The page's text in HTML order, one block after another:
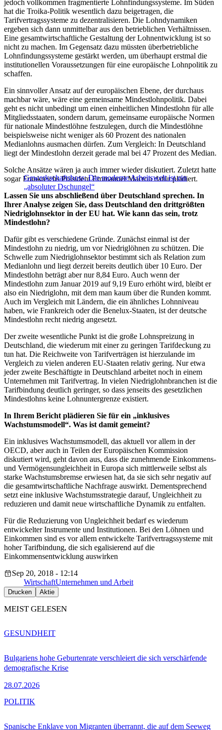
jedoch vollkommen fragmentierte Lohnfindungssysteme. Im Süden
hat die Troika-Politik wesentlich dazu beigetragen, die
Tarifvertragssysteme zu dezentralisieren. Die Lohndynamiken
ergeben sich dann unmittelbar aus den betrieblichen Verhältnissen.
Eine gesamtwirtschaftliche Gestaltung der Lohnentwicklung ist so
nicht zu machen. Im Gegensatz dazu müssten überbetriebliche
Lohnfindungssysteme gestärkt werden, um überhaupt erstmal die
institutionellen Voraussetzungen für eine europäische Lohnpolitik zu
schaffen.
Ein sinnvoller Ansatz auf der europäischen Ebene, der durchaus
machbar wäre, wäre eine gemeinsame Mindestlohnpolitik. Dabei
geht es nicht unbedingt um einen einheitlichen Mindestlohn für alle
Mitgliedsstaaten, sondern darum, gemeinsame europäische Normen
für nationale Mindestlöhne festzulegen, durch die Mindestlöhne
beispielsweise nicht weniger als 60 Prozent des nationalen
Medianlohns ausmachen dürfen. Zum Vergleich: In Deutschland
liegt der Mindestlohn derzeit gerade mal bei 47 Prozent des Median.
Gewerkschaftsboss: Die moderne Arbeitswelt ist ein
„absoluter Dschungel“
Solche Ansätze wären ja auch immer wieder diskutiert. Zuletzt hatte
sogar Frankreichs Präsident Emmanuel Macron dafür plädiert.
Lassen Sie uns abschließend über Deutschland sprechen. In
Ihrer Analyse zeigen Sie, dass Deutschland den drittgrößten
Niedriglohnsektor in der EU hat. Wie kann das sein, trotz
Mindestlohn?
Dafür gibt es verschiedene Gründe. Zunächst einmal ist der
Mindestlohn zu niedrig, um vor Niedriglöhnen zu schützen. Die
Schwelle zum Niedriglohnsektor bestimmt sich als Relation zum
Medianlohn und liegt derzeit bereits deutlich über 10 Euro. Der
Mindestlohn beträgt aber nur 8,84 Euro. Auch wenn der
Mindestlohn zum Januar 2019 auf 9,19 Euro erhöht wird, bleibt er
also ein Niedriglohn, mit dem man kaum über die Runden kommt.
Auch im Vergleich mit Ländern, die ein ähnliches Lohnniveau
haben, wie Frankreich oder die Benelux-Staaten, ist der deutsche
Mindestlohn recht niedrig angesetzt.
Der zweite wesentliche Punkt ist die große Lohnspreizung in
Deutschland, die wiederum mit einer zu geringen Tarifdeckung zu
tun hat. Die Reichweite von Tarifverträgen ist hierzulande im
Vergleich zu vielen anderen EU-Staaten relativ gering. Nur etwa
jeder zweite Beschäftigte in Deutschland arbeitet noch in einem
Unternehmen mit Tarifvertrag. In vielen Niedriglohnbranchen ist die
Tarifbindung deutlich geringer, so dass jenseits des gesetzlichen
Mindestlohns keine Lohnuntergrenze existiert.
In Ihrem Bericht plädieren Sie für ein „inklusives
Wachstumsmodell“. Was ist damit gemeint?
Ein inklusives Wachstumsmodell, das aktuell vor allem in der
OECD, aber auch in Teilen der Europäischen Kommission
diskutiert wird, geht davon aus, dass die zunehmende Einkommens-
und Vermögensungleichheit in Europa sich mittlerweile selbst als
starke Wachstumsbremse erwiesen hat, da sie sich sehr negativ auf
die gesamtwirtschaftliche Nachfrage auswirkt. Dementsprechend
setzt eine inklusive Wachstumsstrategie darauf, Ungleichheit zu
reduzieren und damit neue wirtschaftliche Dynamik zu entfalten.
Für die Reduzierung von Ungleichheit bedarf es wiederum
entwickelter Instrumente und Institutionen. Bei den Löhnen und
Einkommen sind es vor allem entwickelte Tarifvertragssysteme mit
hoher Tarifbindung, die sich egalisierend auf die
Einkommensentwicklung auswirken
Sep 20, 2018 - 12:14
WirtschaftUnternehmen und Arbeit
Drucken Aktie
MEIST GELESEN
Bulgariens hohe Geburtenrate verschleiert die sich verschärfende
demografische Krise
28.07.2026
GESUNDHEIT
Spanische Enklave von Migranten überrannt, die auf dem Seeweg
POLITIK